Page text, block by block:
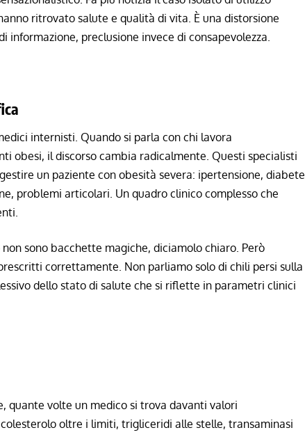
ritrovato salute e qualità di vita. È una distorsione
preclusione invece di consapevolezza.
internisti. Quando si parla con chi lavora
obesi, il discorso cambia radicalmente. Questi specialisti
un paziente con obesità severa: ipertensione, diabete
problemi articolari. Un quadro clinico complesso che
sono bacchette magiche, diciamolo chiaro. Però
correttamente. Non parliamo solo di chili persi sulla
dello stato di salute che si riflette in parametri clinici
quante volte un medico si trova davanti valori
oltre i limiti, trigliceridi alle stelle, transaminasi